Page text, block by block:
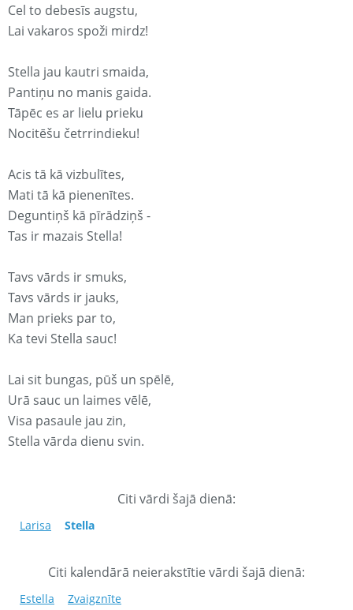
Cel to debesīs augstu,
Lai vakaros spoži mirdz!
Stella jau kautri smaida,
Pantiņu no manis gaida.
Tāpēc es ar lielu prieku
Nocitēšu četrrindieku!
Acis tā kā vizbulītes,
Mati tā kā pienenītes.
Deguntiņš kā pīrādziņš -
Tas ir mazais Stella!
Tavs vārds ir smuks,
Tavs vārds ir jauks,
Man prieks par to,
Ka tevi Stella sauc!
Lai sit bungas, pūš un spēlē,
Urā sauc un laimes vēlē,
Visa pasaule jau zin,
Stella vārda dienu svin.
Citi vārdi šajā dienā:
Larisa Stella
Citi kalendārā neierakstītie vārdi šajā dienā:
Estella Zvaigznīte